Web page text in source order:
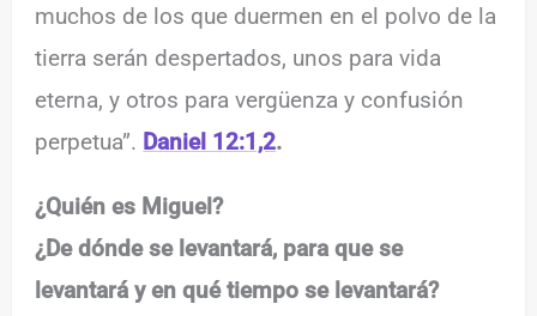
muchos de los que duermen en el polvo de la
tierra serán despertados, unos para vida
eterna, y otros para vergüenza y confusión
perpetua”. Daniel 12:1,2.
¿Quién es Miguel?
¿De dónde se levantará, para que se
levantará y en qué tiempo se levantará?